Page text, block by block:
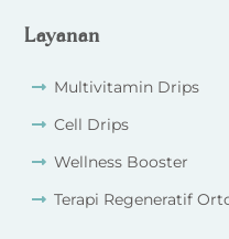
Layanan
Multivitamin Drips
Cell Drips
Wellness Booster
Terapi Regeneratif